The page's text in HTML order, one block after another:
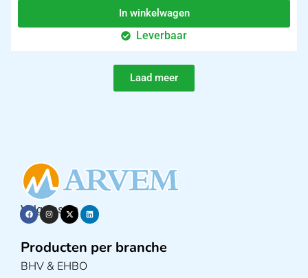
In winkelwagen
Leverbaar
Laad meer
Volg ons op
Producten per branche
BHV & EHBO